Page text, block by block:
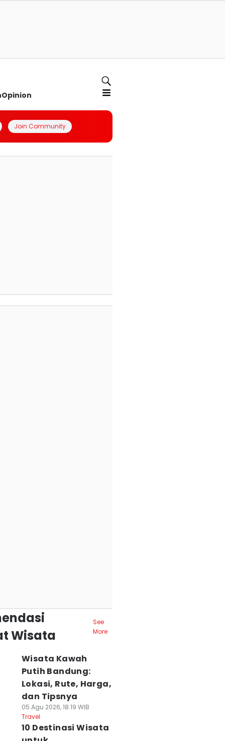
Opinion
Join Community
Wisata
See
More
Wisata Kawah
Putih Bandung:
Lokasi, Rute, Harga,
dan Tipsnya
05 Agu 2026, 18:19 WIB
Travel
10 Destinasi Wisata